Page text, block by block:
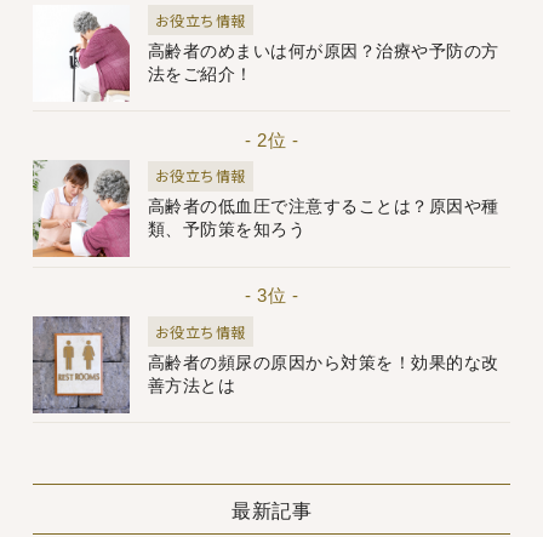
お役立ち情報
高齢者のめまいは何が原因？治療や予防の方
法をご紹介！
- 2位 -
お役立ち情報
高齢者の低血圧で注意することは？原因や種
類、予防策を知ろう
- 3位 -
お役立ち情報
高齢者の頻尿の原因から対策を！効果的な改
善方法とは
最新記事